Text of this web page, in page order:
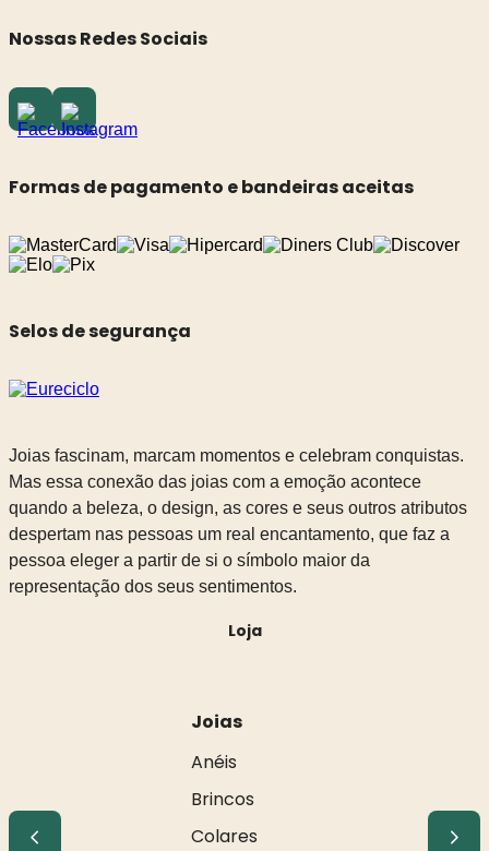
Nossas Redes Sociais
Formas de pagamento e bandeiras aceitas
Selos de segurança
Joias fascinam, marcam momentos e celebram conquistas.
Mas essa conexão das joias com a emoção acontece
quando a beleza, o design, as cores e seus outros atributos
despertam nas pessoas um real encantamento, que faz a
pessoa eleger a partir de si o símbolo maior da
representação dos seus sentimentos.
Loja
Joias
Anéis
Brincos
Colares